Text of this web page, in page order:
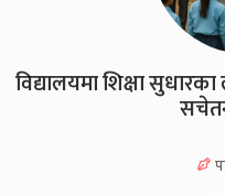
विद्यालयमा शिक्षा